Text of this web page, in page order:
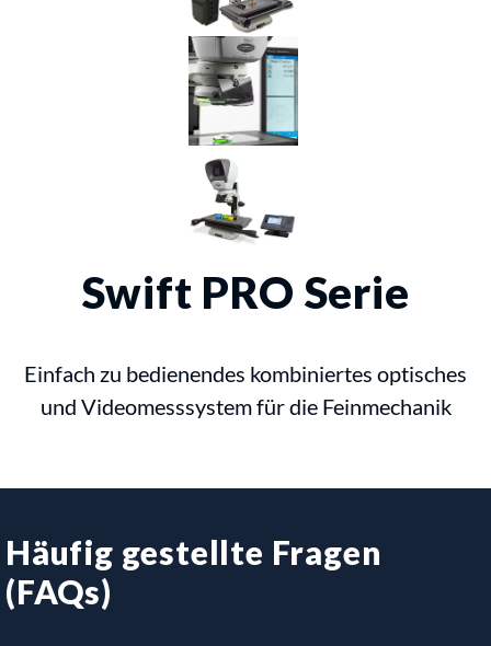
Swift PRO Serie
Einfach zu bedienendes kombiniertes optisches
und Videomesssystem für die Feinmechanik
Häufig gestellte Fragen
(FAQs)